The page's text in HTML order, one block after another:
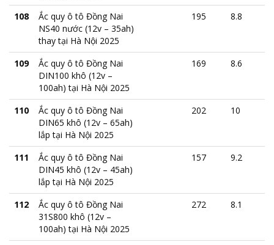
108
Ắc quy ô tô Đồng Nai
NS40 nước (12v – 35ah)
thay tại Hà Nội 2025
195 8.8
109
Ắc quy ô tô Đồng Nai
DIN100 khô (12v –
100ah) tại Hà Nội 2025
169 8.6
110
Ắc quy ô tô Đồng Nai
DIN65 khô (12v – 65ah)
lắp tại Hà Nội 2025
202 10
111
Ắc quy ô tô Đồng Nai
DIN45 khô (12v – 45ah)
lắp tại Hà Nội 2025
157 9.2
112
Ắc quy ô tô Đồng Nai
31S800 khô (12v –
100ah) tại Hà Nội 2025
272 8.1